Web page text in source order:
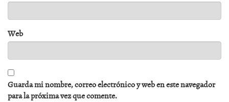
Web
Guarda mi nombre, correo electrónico y web en este navegador
para la próxima vez que comente.